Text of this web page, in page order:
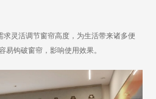
灵活调节窗帘高度，为生活带来诸多便
易钩破窗帘，影响使用效果。